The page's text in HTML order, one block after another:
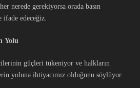
nerede gerekiyorsa orada basın
ifade edeceğiz.
Yolu
güçleri tükeniyor ve halkların
yoluna ihtiyacımız olduğunu söylüyor.